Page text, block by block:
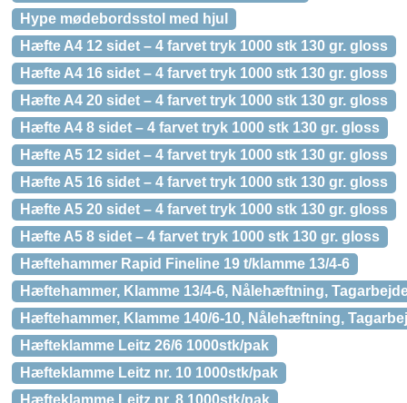
Hype mødebordsstol med hjul
Hæfte A4 12 sidet – 4 farvet tryk 1000 stk 130 gr. gloss
Hæfte A4 16 sidet – 4 farvet tryk 1000 stk 130 gr. gloss
Hæfte A4 20 sidet – 4 farvet tryk 1000 stk 130 gr. gloss
Hæfte A4 8 sidet – 4 farvet tryk 1000 stk 130 gr. gloss
Hæfte A5 12 sidet – 4 farvet tryk 1000 stk 130 gr. gloss
Hæfte A5 16 sidet – 4 farvet tryk 1000 stk 130 gr. gloss
Hæfte A5 20 sidet – 4 farvet tryk 1000 stk 130 gr. gloss
Hæfte A5 8 sidet – 4 farvet tryk 1000 stk 130 gr. gloss
Hæftehammer Rapid Fineline 19 t/klamme 13/4-6
Hæftehammer, Klamme 13/4-6, Nålehæftning,
Hæftehammer, Klamme 140/6-10, Nålehæftning,
Hæfteklamme Leitz 26/6 1000stk/pak
Hæfteklamme Leitz nr. 10 1000stk/pak
Hæfteklamme Leitz nr. 8 1000stk/pak